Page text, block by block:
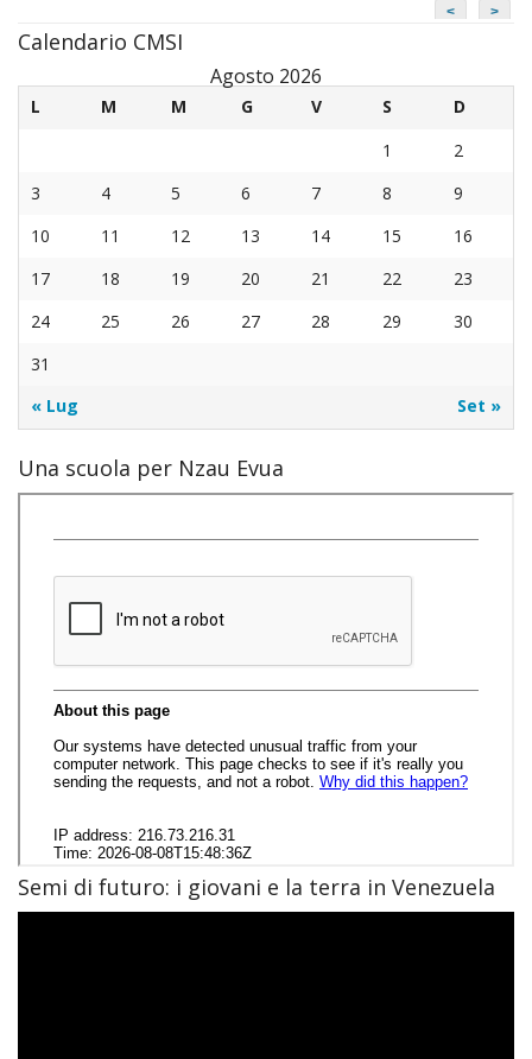
< >
Calendario CMSI
Agosto 2026
L M M G V S
D
1
2
3
4 5 6 7 8
9
10
11 12 13 14 15
16
17
18 19 20 21 22
23
24
25 26 27 28 29
30
31
« Lug
Set »
Una scuola per Nzau Evua
Semi di futuro: i giovani e la terra in Venezuela